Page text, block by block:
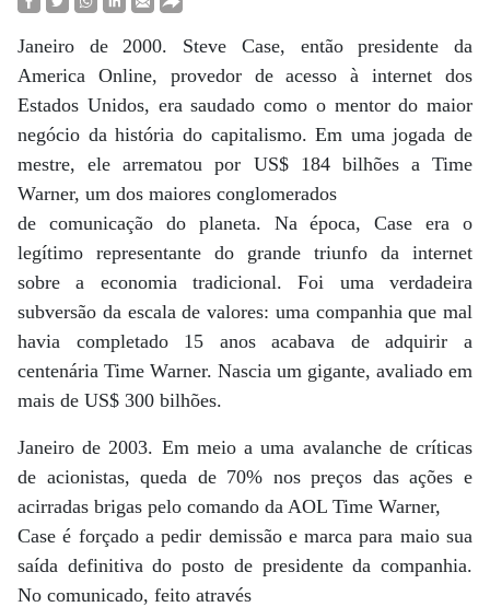
Janeiro de 2000. Steve Case, então presidente da
America Online, provedor de acesso à internet dos
Estados Unidos, era saudado como o mentor do maior
negócio da história do capitalismo. Em uma jogada de
mestre, ele arrematou por US$ 184 bilhões a Time
Warner, um dos maiores conglomerados
de comunicação do planeta. Na época, Case era o
legítimo representante do grande triunfo da internet
sobre a economia tradicional. Foi uma verdadeira
subversão da escala de valores: uma companhia que mal
havia completado 15 anos acabava de adquirir a
centenária Time Warner. Nascia um gigante, avaliado em
mais de US$ 300 bilhões.
Janeiro de 2003. Em meio a uma avalanche de críticas
de acionistas, queda de 70% nos preços das ações e
acirradas brigas pelo comando da AOL Time Warner,
Case é forçado a pedir demissão e marca para maio sua
saída definitiva do posto de presidente da companhia.
No comunicado, feito através